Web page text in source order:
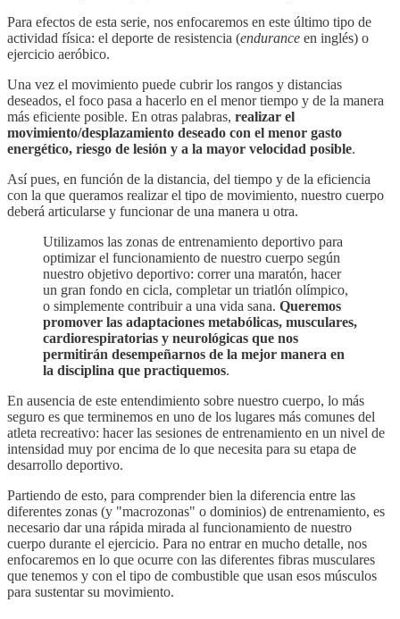
Para efectos de esta serie, nos enfocaremos en este último tipo de
actividad física: el deporte de resistencia (endurance en inglés) o
ejercicio aeróbico.
Una vez el movimiento puede cubrir los rangos y distancias
deseados, el foco pasa a hacerlo en el menor tiempo y de la manera
más eficiente posible. En otras palabras, realizar el
movimiento/desplazamiento deseado con el menor gasto
energético, riesgo de lesión y a la mayor velocidad posible.
Así pues, en función de la distancia, del tiempo y de la eficiencia
con la que queramos realizar el tipo de movimiento, nuestro cuerpo
deberá articularse y funcionar de una manera u otra.
Utilizamos las zonas de entrenamiento deportivo para
optimizar el funcionamiento de nuestro cuerpo según
nuestro objetivo deportivo: correr una maratón, hacer
un gran fondo en cicla, completar un triatlón olímpico,
o simplemente contribuir a una vida sana. Queremos
promover las adaptaciones metabólicas, musculares,
cardiorespiratorias y neurológicas que nos
permitirán desempeñarnos de la mejor manera en
la disciplina que practiquemos.
En ausencia de este entendimiento sobre nuestro cuerpo, lo más
seguro es que terminemos en uno de los lugares más comunes del
atleta recreativo: hacer las sesiones de entrenamiento en un nivel de
intensidad muy por encima de lo que necesita para su etapa de
desarrollo deportivo.
Partiendo de esto, para comprender bien la diferencia entre las
diferentes zonas (y "macrozonas" o dominios) de entrenamiento, es
necesario dar una rápida mirada al funcionamiento de nuestro
cuerpo durante el ejercicio. Para no entrar en mucho detalle, nos
enfocaremos en lo que ocurre con las diferentes fibras musculares
que tenemos y con el tipo de combustible que usan esos músculos
para sustentar su movimiento.